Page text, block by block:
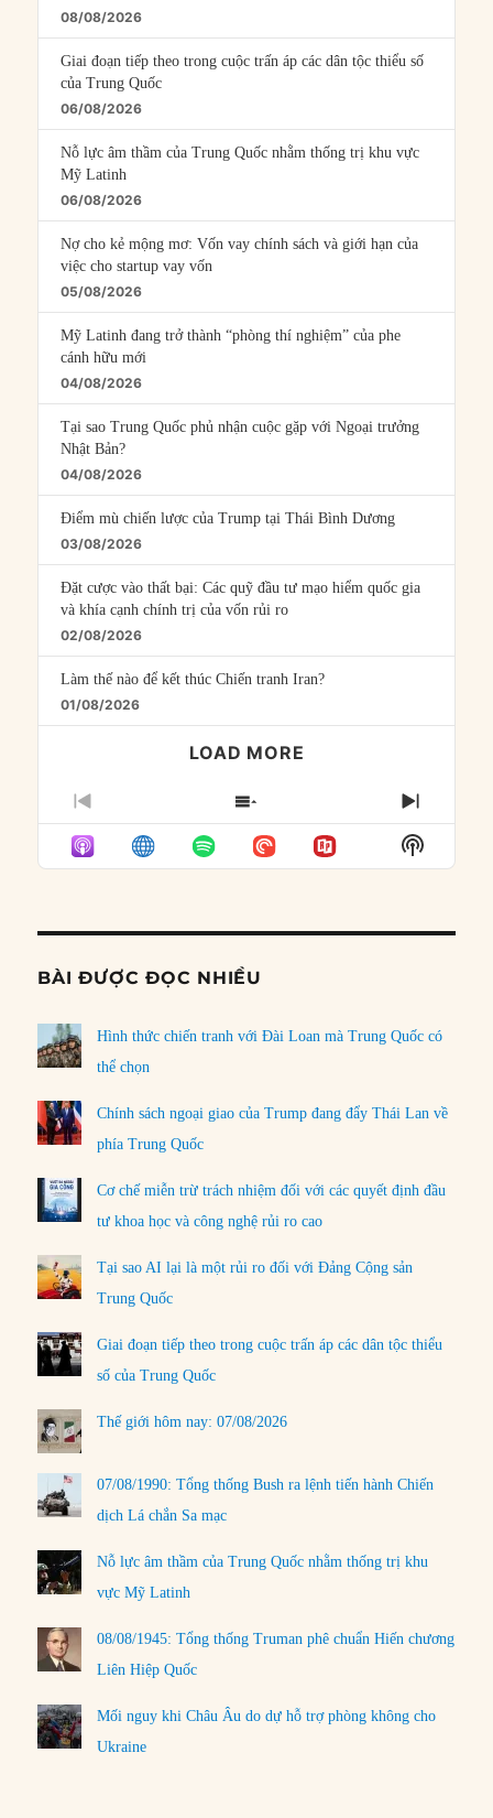
08/08/2026
Giai đoạn tiếp theo trong cuộc trấn áp các dân tộc thiểu số
của Trung Quốc
06/08/2026
Nỗ lực âm thầm của Trung Quốc nhằm thống trị khu vực
Mỹ Latinh
06/08/2026
Nợ cho kẻ mộng mơ: Vốn vay chính sách và giới hạn của
việc cho startup vay vốn
05/08/2026
Mỹ Latinh đang trở thành “phòng thí nghiệm” của phe
cánh hữu mới
04/08/2026
Tại sao Trung Quốc phủ nhận cuộc gặp với Ngoại trưởng
Nhật Bản?
04/08/2026
Điểm mù chiến lược của Trump tại Thái Bình Dương
03/08/2026
Đặt cược vào thất bại: Các quỹ đầu tư mạo hiểm quốc gia
và khía cạnh chính trị của vốn rủi ro
02/08/2026
Làm thế nào để kết thúc Chiến tranh Iran?
01/08/2026
LOAD MORE
PREVIOUS
EPISODE
SHOW
EPISODES
LIST
NEXT
Show
Podcast
BÀI ĐƯỢC ĐỌC NHIỀU
Hình thức chiến tranh với Đài Loan mà Trung Quốc có
thể chọn
Chính sách ngoại giao của Trump đang đẩy Thái Lan về
phía Trung Quốc
Cơ chế miễn trừ trách nhiệm đối với các quyết định đầu
tư khoa học và công nghệ rủi ro cao
Tại sao AI lại là một rủi ro đối với Đảng Cộng sản
Trung Quốc
Giai đoạn tiếp theo trong cuộc trấn áp các dân tộc thiểu
số của Trung Quốc
Thế giới hôm nay: 07/08/2026
07/08/1990: Tổng thống Bush ra lệnh tiến hành Chiến
dịch Lá chắn Sa mạc
Nỗ lực âm thầm của Trung Quốc nhằm thống trị khu
vực Mỹ Latinh
08/08/1945: Tổng thống Truman phê chuẩn Hiến chương
Liên Hiệp Quốc
Mối nguy khi Châu Âu do dự hỗ trợ phòng không cho
Ukraine